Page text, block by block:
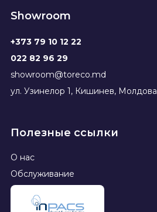
Showroom
+373 79 10 12 22
022 82 96 29
showroom@toreco.md
ул. Узинелор 1, Кишинев, Молдова
Полезные ссылки
О нас
Обслуживание